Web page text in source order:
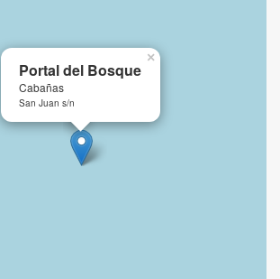
Portal del Bosque
Cabañas
San Juan s/n
×